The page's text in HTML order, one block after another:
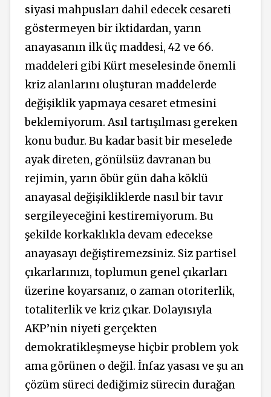
siyasi mahpusları dahil edecek cesareti
göstermeyen bir iktidardan, yarın
anayasanın ilk üç maddesi, 42 ve 66.
maddeleri gibi Kürt meselesinde önemli
kriz alanlarını oluşturan maddelerde
değişiklik yapmaya cesaret etmesini
beklemiyorum. Asıl tartışılması gereken
konu budur. Bu kadar basit bir meselede
ayak direten, gönülsüz davranan bu
rejimin, yarın öbür gün daha köklü
anayasal değişikliklerde nasıl bir tavır
sergileyeceğini kestiremiyorum. Bu
şekilde korkaklıkla devam edecekse
anayasayı değiştiremezsiniz. Siz partisel
çıkarlarınızı, toplumun genel çıkarları
üzerine koyarsanız, o zaman otoriterlik,
totaliterlik ve kriz çıkar. Dolayısıyla
AKP’nin niyeti gerçekten
demokratikleşmeyse hiçbir problem yok
ama görünen o değil. İnfaz yasası ve şu an
çözüm süreci dediğimiz sürecin durağan